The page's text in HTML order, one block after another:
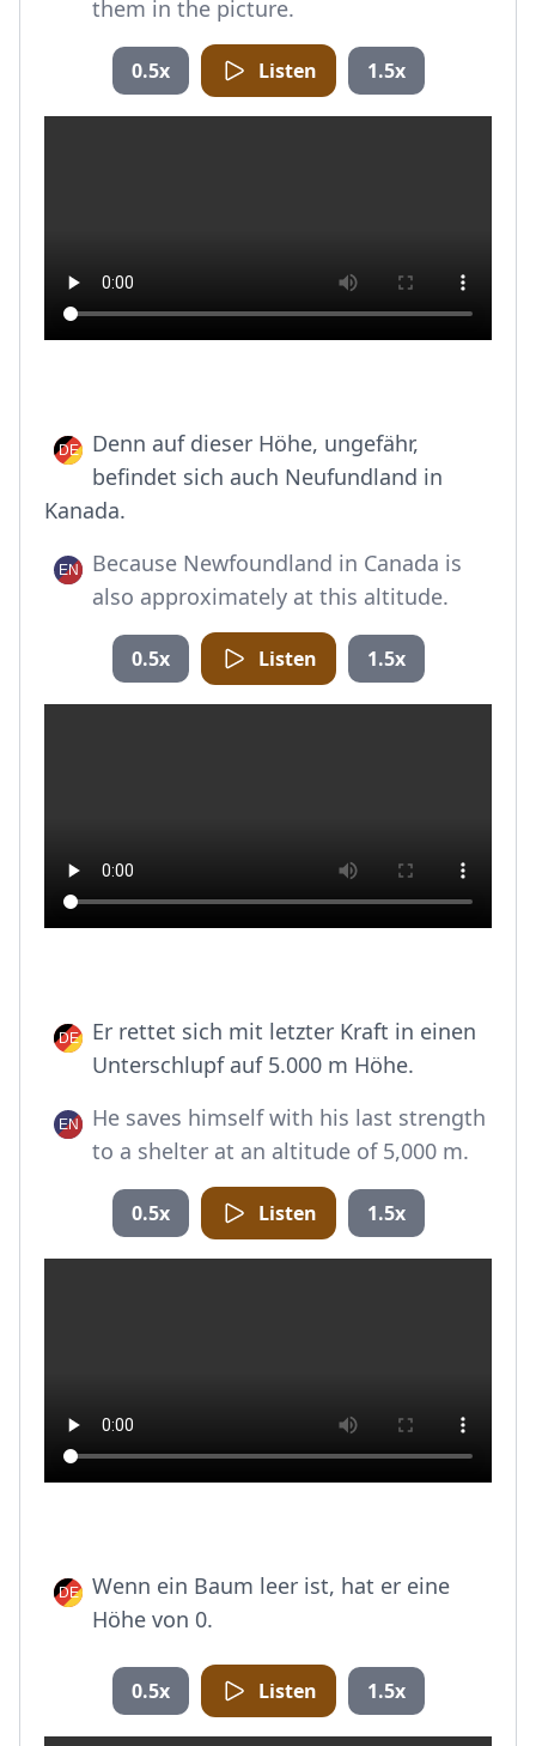
them in the picture.
0.5x Listen 1.5x
Denn auf dieser Höhe, ungefähr,
befindet sich auch Neufundland in
Kanada.
Because Newfoundland in Canada is
also approximately at this altitude.
0.5x Listen 1.5x
Er rettet sich mit letzter Kraft in einen
Unterschlupf auf 5.000 m Höhe.
He saves himself with his last strength
to a shelter at an altitude of 5,000 m.
0.5x Listen 1.5x
Wenn ein Baum leer ist, hat er eine
Höhe von 0.
0.5x Listen 1.5x